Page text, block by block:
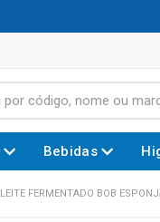
Bebidas
LEITE FERMENTADO BOB